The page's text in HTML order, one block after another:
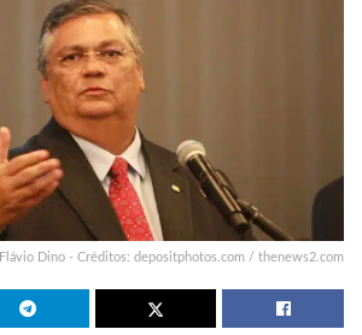
Flávio Dino - Créditos: depositphotos.com / thenews2.com